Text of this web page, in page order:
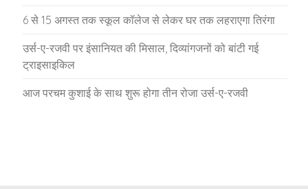
6 से 15 अगस्त तक स्कूल कॉलेज से लेकर घर तक लहराएगा तिरंगा
उर्स-ए-रजवी पर इंसानियत की मिसाल, दिव्यांगजनों को बांटी गई
ट्राइसाइकिल
आज परचम कुशाई के साथ शुरू होगा तीन रोजा उर्स-ए-रजवी